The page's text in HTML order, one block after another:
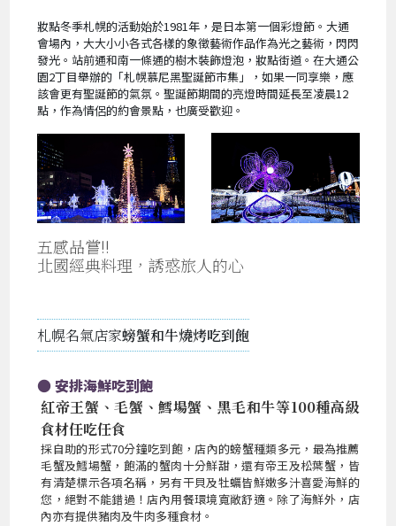
妝點冬季札幌的活動始於1981年，是日本第一個彩燈節。大通
會場內，大大小小各式各樣的象徵藝術作品作為光之藝術，閃閃
發光。站前通和南一條通的樹木裝飾燈泡，妝點街道。在大通公
園2丁目舉辦的「札幌慕尼黑聖誕節市集」，如果一同享樂，應
該會更有聖誕節的氣氛。聖誕節期間的亮燈時間延長至凌晨12
點，作為情侶的約會景點，也廣受歡迎。
五感品嘗!!
北國經典料理，誘惑旅人的心
札幌名氣店家螃蟹和牛燒烤吃到飽
● 安排海鮮吃到飽
紅帝王蟹、毛蟹、鱈場蟹、黑毛和牛等100種高級
食材任吃任食
採自助的形式70分鐘吃到飽，店內的螃蟹種類多元，最為推薦
毛蟹及鱈場蟹，飽滿的蟹肉十分鮮甜，還有帝王及松葉蟹，皆
有清楚標示各項名稱，另有干貝及牡蠣皆鮮嫩多汁喜愛海鮮的
您，絕對不能錯過！店內用餐環境寬敞舒適。除了海鮮外，店
內亦有提供豬肉及牛肉多種食材。